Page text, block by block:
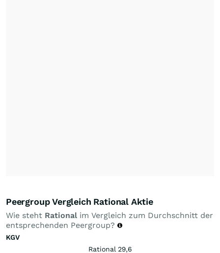
Peergroup Vergleich Rational Aktie
Wie steht Rational im Vergleich zum Durchschnitt der
entsprechenden Peergroup?
KGV
Rational 29,6